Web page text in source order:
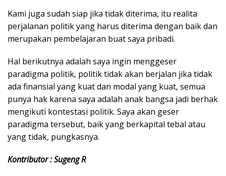
Kami juga sudah siap jika tidak diterima, itu realita
perjalanan politik yang harus diterima dengan baik dan
merupakan pembelajaran buat saya pribadi.
Hal berikutnya adalah saya ingin menggeser
paradigma politik, politik tidak akan berjalan jika tidak
ada finansial yang kuat dan modal yang kuat, semua
punya hak karena saya adalah anak bangsa jadi berhak
mengikuti kontestasi politik. Saya akan geser
paradigma tersebut, baik yang berkapital tebal atau
yang tidak, pungkasnya.
Kontributor : Sugeng R